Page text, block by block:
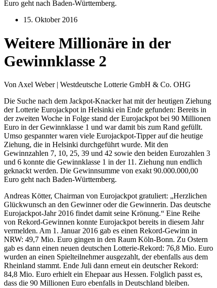
Euro geht nach Baden-Württemberg.
15. Oktober 2016
Weitere Millionäre in der
Gewinnklasse 2
Von Axel Weber | Westdeutsche Lotterie GmbH & Co. OHG
Die Suche nach dem Jackpot-Knacker hat mit der heutigen Ziehung
der Lotterie Eurojackpot in Helsinki ein Ende gefunden: Bereits in
der zweiten Woche in Folge stand der Eurojackpot bei 90 Millionen
Euro in der Gewinnklasse 1 und war damit bis zum Rand gefüllt.
Umso gespannter waren viele Eurojackpot-Tipper auf die heutige
Ziehung, die in Helsinki durchgeführt wurde. Mit den
Gewinnzahlen 7, 10, 25, 39 und 42 sowie den beiden Eurozahlen 3
und 6 konnte die Gewinnklasse 1 in der 11. Ziehung nun endlich
geknackt werden. Die Gewinnsumme von exakt 90.000.000,00
Euro geht nach Baden-Württemberg.
Andreas Kötter, Chairman von Eurojackpot gratuliert: „Herzlichen
Glückwunsch an den Gewinner oder die Gewinnerin. Das deutsche
Eurojackpot-Jahr 2016 findet damit seine Krönung.“ Eine Reihe
von Rekord-Gewinnen konnte Eurojackpot bereits in diesem Jahr
vermelden. Am 1. Januar 2016 gab es einen Rekord-Gewinn in
NRW: 49,7 Mio. Euro gingen in den Raum Köln-Bonn. Zu Ostern
gab es dann einen neuen deutschen Lotterie-Rekord: 76,8 Mio. Euro
wurden an einen Spielteilnehmer ausgezahlt, der ebenfalls aus dem
Rheinland stammt. Ende Juli dann erneut ein deutscher Rekord:
84,8 Mio. Euro erhielt ein Ehepaar aus Hessen. Folglich passt es,
dass die 90 Millionen Euro ebenfalls in Deutschland bleiben.